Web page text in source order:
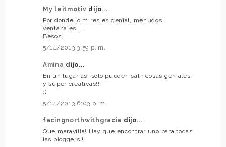
My leitmotiv dijo...
Por donde lo mires es genial, menudos
ventanales...
Besos.
5/14/2013 3:59 p. m.
Amina dijo...
En un lugar así solo pueden salir cosas geniales
y súper creativas!!
;)
5/14/2013 6:03 p. m.
facingnorthwithgracia dijo...
Que maravilla! Hay que encontrar uno para todas
las bloggers!!